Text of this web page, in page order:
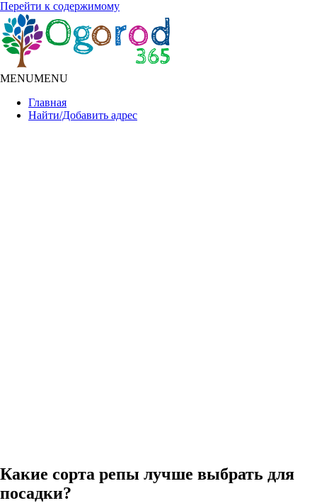
Перейти к содержимому
MENUMENU
Главная
Найти/Добавить адрес
Какие сорта репы лучше выбрать для
посадки?